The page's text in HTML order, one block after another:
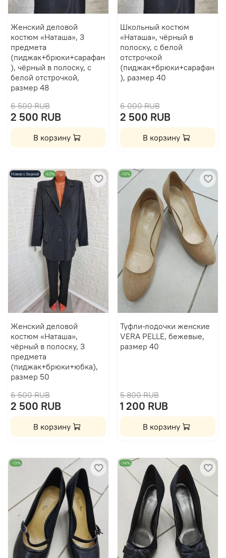
Женский деловой
костюм «Наташа», 3
предмета
(пиджак+брюки+сарафан
), чёрный в полоску, с
белой отстрочкой,
размер 48
6 500 RUB
2 500 RUB
В корзину
Школьный костюм
«Наташа», чёрный в
полоску, с белой
отстрочкой
(пиджак+брюки+сарафан
), размер 40
6 000 RUB
2 500 RUB
В корзину
Новое с биркой -62%
Женский деловой
костюм «Наташа»,
чёрный в полоску, 3
предмета
(пиджак+брюки+юбка),
размер 50
6 500 RUB
2 500 RUB
В корзину
-79%
Туфли-лодочки женские
VERA PELLE, бежевые,
размер 40
5 800 RUB
1 200 RUB
В корзину
-73% -74%